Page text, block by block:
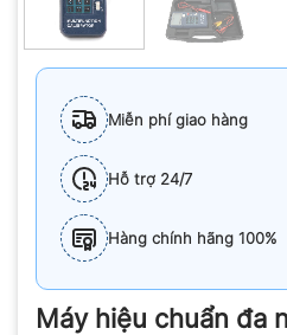
Miễn phí giao hàng
Hỗ trợ 24/7
Hàng chính hãng 100%
Máy hiệu chuẩn đa